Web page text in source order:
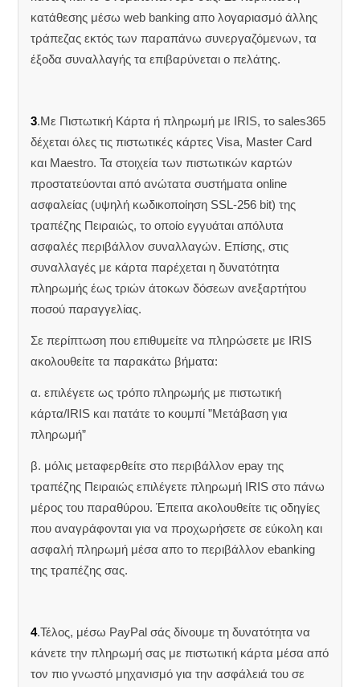
κατάθεσης μέσω web banking απο λογαριασμό άλλης
τράπεζας εκτός των παραπάνω συνεργαζόμενων, τα
έξοδα συναλλαγής τα επιβαρύνεται ο πελάτης.
3.Με Πιστωτική Κάρτα ή πληρωμή με IRIS, το sales365
δέχεται όλες τις πιστωτικές κάρτες Visa, Master Card
και Maestro. Τα στοιχεία των πιστωτικών καρτών
προστατεύονται από ανώτατα συστήματα online
ασφαλείας (υψηλή κωδικοποίηση SSL-256 bit) της
τραπέζης Πειραιώς, το οποίο εγγυάται απόλυτα
ασφαλές περιβάλλον συναλλαγών. Επίσης, στις
συναλλαγές με κάρτα παρέχεται η δυνατότητα
πληρωμής έως τριών άτοκων δόσεων ανεξαρτήτου
ποσού παραγγελίας.
Σε περίπτωση που επιθυμείτε να πληρώσετε με IRIS
ακολουθείτε τα παρακάτω βήματα:
α. επιλέγετε ως τρόπο πληρωμής με πιστωτική
κάρτα/IRIS και πατάτε το κουμπί ”Μετάβαση για
πληρωμή”
β. μόλις μεταφερθείτε στο περιβάλλον epay της
τραπέζης Πειραιώς επιλέγετε πληρωμή IRIS στο πάνω
μέρος του παραθύρου. Έπειτα ακολουθείτε τις οδηγίες
που αναγράφονται για να προχωρήσετε σε εύκολη και
ασφαλή πληρωμή μέσα απο το περιβάλλον ebanking
της τραπέζης σας.
4.Τέλος, μέσω PayPal σάς δίνουμε τη δυνατότητα να
κάνετε την πληρωμή σας με πιστωτική κάρτα μέσα από
τον πιο γνωστό μηχανισμό για την ασφάλειά του σε